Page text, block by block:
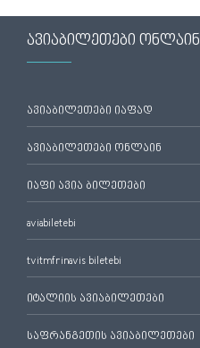
ავიაბილეთები ონლაინ
ავიაბილეთები იაფად
ავიაბილეთები ონლაინ
იაფი ავია ბილეთები
aviabiletebi
tvitmfrinavis biletebi
იტალიის ავიაბილეთები
საფრანგეთის ავიაბილეთები